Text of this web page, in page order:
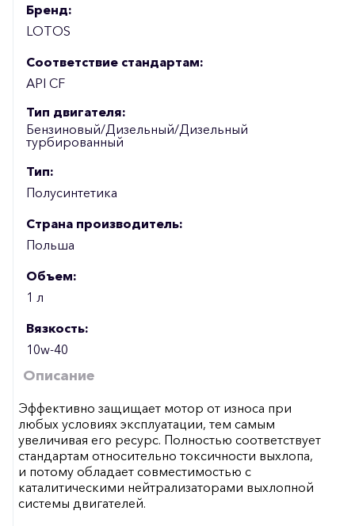
Бренд:
LOTOS
Соответствие стандартам:
API CF
Тип двигателя:
Бензиновый/Дизельный/Дизельный
турбированный
Тип:
Полусинтетика
Страна производитель:
Польша
Объем:
1 л
Вязкость:
10w-40
Описание
Эффективно защищает мотор от износа при
любых условиях эксплуатации, тем самым
увеличивая его ресурс. Полностью соответствует
стандартам относительно токсичности выхлопа,
и потому обладает совместимостью с
каталитическими нейтрализаторами выхлопной
системы двигателей.